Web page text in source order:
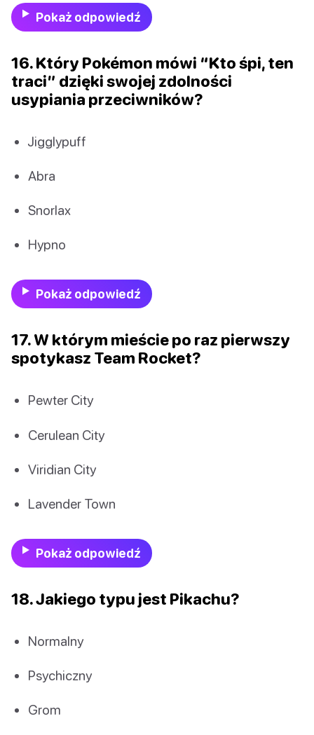
Pokaż odpowiedź
16. Który Pokémon mówi “Kto śpi, ten
traci” dzięki swojej zdolności
usypiania przeciwników?
Jigglypuff
Abra
Snorlax
Hypno
Pokaż odpowiedź
17. W którym mieście po raz pierwszy
spotykasz Team Rocket?
Pewter City
Cerulean City
Viridian City
Lavender Town
Pokaż odpowiedź
18. Jakiego typu jest Pikachu?
Normalny
Psychiczny
Grom